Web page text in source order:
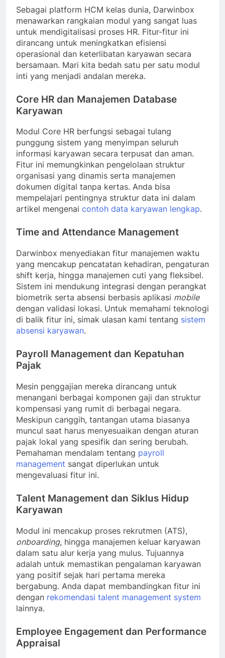
Sebagai platform HCM kelas dunia, Darwinbox
menawarkan rangkaian modul yang sangat luas
untuk mendigitalisasi proses HR. Fitur-fitur ini
dirancang untuk meningkatkan efisiensi
operasional dan keterlibatan karyawan secara
bersamaan. Mari kita bedah satu per satu modul
inti yang menjadi andalan mereka.
Core HR dan Manajemen Database
Karyawan
Modul Core HR berfungsi sebagai tulang
punggung sistem yang menyimpan seluruh
informasi karyawan secara terpusat dan aman.
Fitur ini memungkinkan pengelolaan struktur
organisasi yang dinamis serta manajemen
dokumen digital tanpa kertas. Anda bisa
mempelajari pentingnya struktur data ini dalam
artikel mengenai contoh data karyawan lengkap.
Time and Attendance Management
Darwinbox menyediakan fitur manajemen waktu
yang mencakup pencatatan kehadiran, pengaturan
shift kerja, hingga manajemen cuti yang fleksibel.
Sistem ini mendukung integrasi dengan perangkat
biometrik serta absensi berbasis aplikasi mobile
dengan validasi lokasi. Untuk memahami teknologi
di balik fitur ini, simak ulasan kami tentang sistem
absensi karyawan.
Payroll Management dan Kepatuhan
Pajak
Mesin penggajian mereka dirancang untuk
menangani berbagai komponen gaji dan struktur
kompensasi yang rumit di berbagai negara.
Meskipun canggih, tantangan utama biasanya
muncul saat harus menyesuaikan dengan aturan
pajak lokal yang spesifik dan sering berubah.
Pemahaman mendalam tentang payroll
management sangat diperlukan untuk
mengevaluasi fitur ini.
Talent Management dan Siklus Hidup
Karyawan
Modul ini mencakup proses rekrutmen (ATS),
onboarding, hingga manajemen keluar karyawan
dalam satu alur kerja yang mulus. Tujuannya
adalah untuk memastikan pengalaman karyawan
yang positif sejak hari pertama mereka
bergabung. Anda dapat membandingkan fitur ini
dengan rekomendasi talent management system
lainnya.
Employee Engagement dan Performance
Appraisal